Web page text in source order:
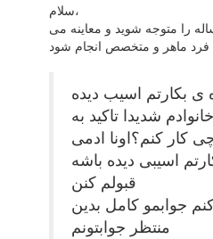
سلام،
را متوجه شوید و معاینه می
ی بکارتم اسیب دیده
شدیدا تاکید به
کار کنم؟اونا ادمی
اسیبی دیده باشه
قبولم کنن
جوابمو کامل بدین
منتظر جوابتونم